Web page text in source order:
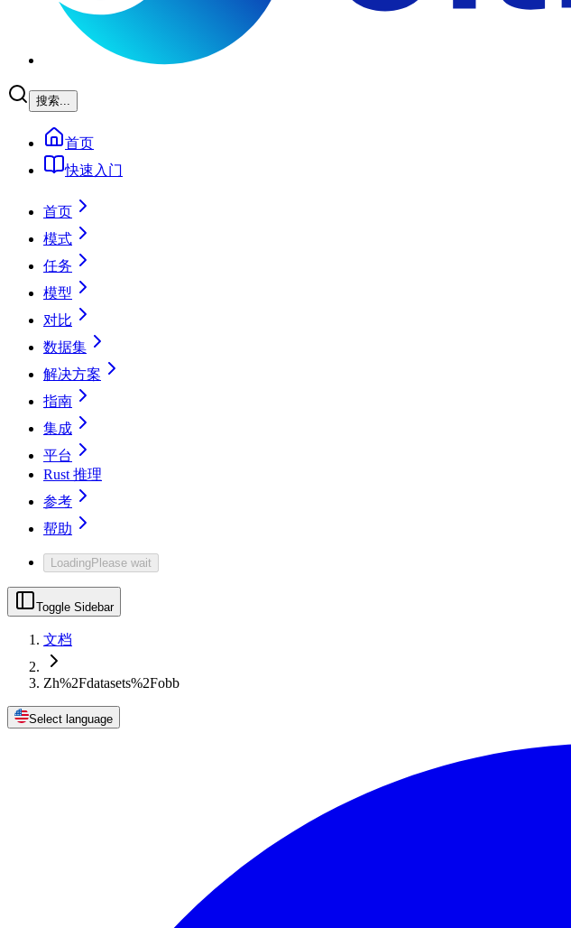
搜索...
首页
快速入门
首页
模式
任务
模型
对比
数据集
解决方案
指南
集成
平台
Rust 推理
参考
帮助
LoadingPlease wait
Toggle Sidebar
文档
Zh%2Fdatasets%2Fobb
Select language